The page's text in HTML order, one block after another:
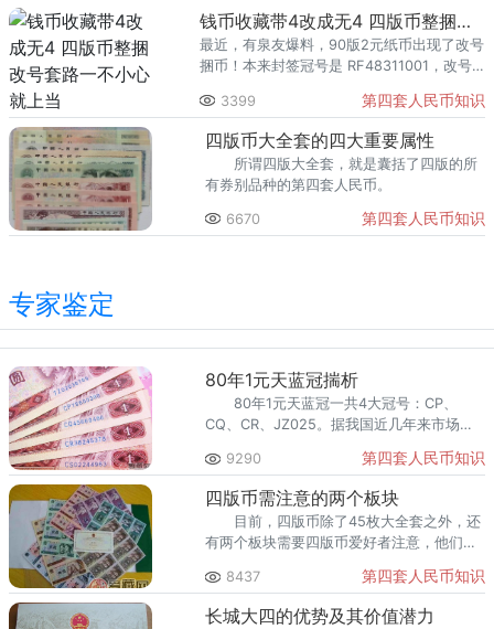
货币吗？
钱币收藏带4改成无4 四版币整捆改号套路一不小心就上当
最近，有泉友爆料，90版2元纸币出现了改号
捆币！本来封签冠号是 RF48311001，改号
价一下子翻了不少。
3399 第四套人民币知识
四版币大全套的四大重要属性
所谓四版大全套，就是囊括了四版的所
有券别品种的第四套人民币。
6670 第四套人民币知识
专家鉴定
80年1元天蓝冠揣析
80年1元天蓝冠一共4大冠号：CP、
CQ、CR、JZ025。据我国近几年来市场的
藏友并不知道80年1元天蓝冠的存在，所以
市场价值严重被低估了。
9290 第四套人民币知识
四版币需注意的两个板块
目前，四版币除了45枚大全套之外，还
有两个板块需要四版币爱好者注意，他们分
8437
第四套人民币知识
长城大四的优势及其价值潜力